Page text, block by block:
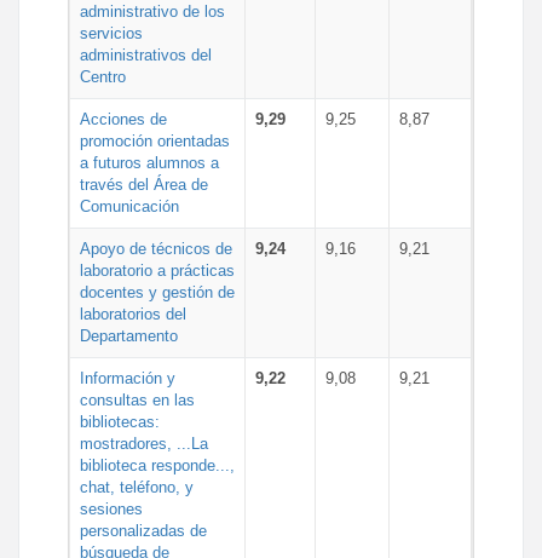
administrativo de los
servicios
administrativos del
Centro
Acciones de
promoción orientadas
a futuros alumnos a
través del Área de
Comunicación
9,29 9,25 8,87
Apoyo de técnicos de
laboratorio a prácticas
docentes y gestión de
laboratorios del
Departamento
9,24 9,16 9,21
Información y
consultas en las
bibliotecas:
mostradores, ...La
biblioteca responde...,
chat, teléfono, y
sesiones
personalizadas de
búsqueda de
9,22 9,08 9,21